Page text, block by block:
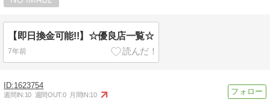
【即日換金可能!!】☆優良店一覧☆
7年前
1623754
週間IN:10 週間OUT:0 月間IN:10